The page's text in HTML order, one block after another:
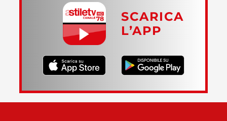
SCARICA
L’APP